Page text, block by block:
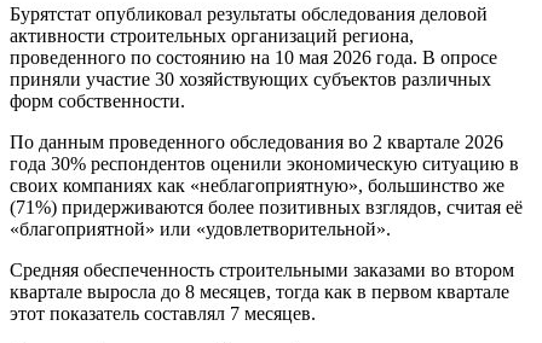
Бурятстат опубликовал результаты обследования деловой
активности строительных организаций региона,
проведенного по состоянию на 10 мая 2026 года. В опросе
приняли участие 30 хозяйствующих субъектов различных
форм собственности.
По данным проведенного обследования во 2 квартале 2026
года 30% респондентов оценили экономическую ситуацию в
своих компаниях как «неблагоприятную», большинство же
(71%) придерживаются более позитивных взглядов, считая её
«благоприятной» или «удовлетворительной».
Средняя обеспеченность строительными заказами во втором
квартале выросла до 8 месяцев, тогда как в первом квартале
этот показатель составлял 7 месяцев.